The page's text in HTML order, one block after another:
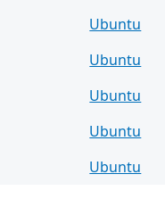
Ubuntu
Ubuntu
Ubuntu
Ubuntu
Ubuntu